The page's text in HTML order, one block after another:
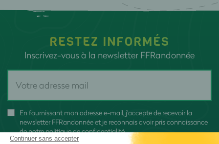
RESTEZ INFORMÉS
Inscrivez-vous à la newsletter FFRandonnée
En fournissant mon adresse e-mail, j'accepte de recevoir la
newsletter FFRandonnée et je reconnais avoir pris connaissance
denotre politique de confidentialité
Continuer sans accepter